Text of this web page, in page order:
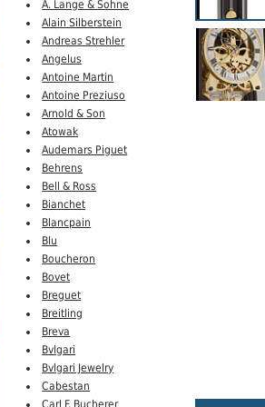
A. Lange & Sohne
Alain Silberstein
Andreas Strehler
Angelus
Antoine Martin
Antoine Preziuso
Arnold & Son
Atowak
Audemars Piguet
Behrens
Bell & Ross
Bianchet
Blancpain
Blu
Boucheron
Bovet
Breguet
Breitling
Breva
Bvlgari
Bvlgari Jewelry
Cabestan